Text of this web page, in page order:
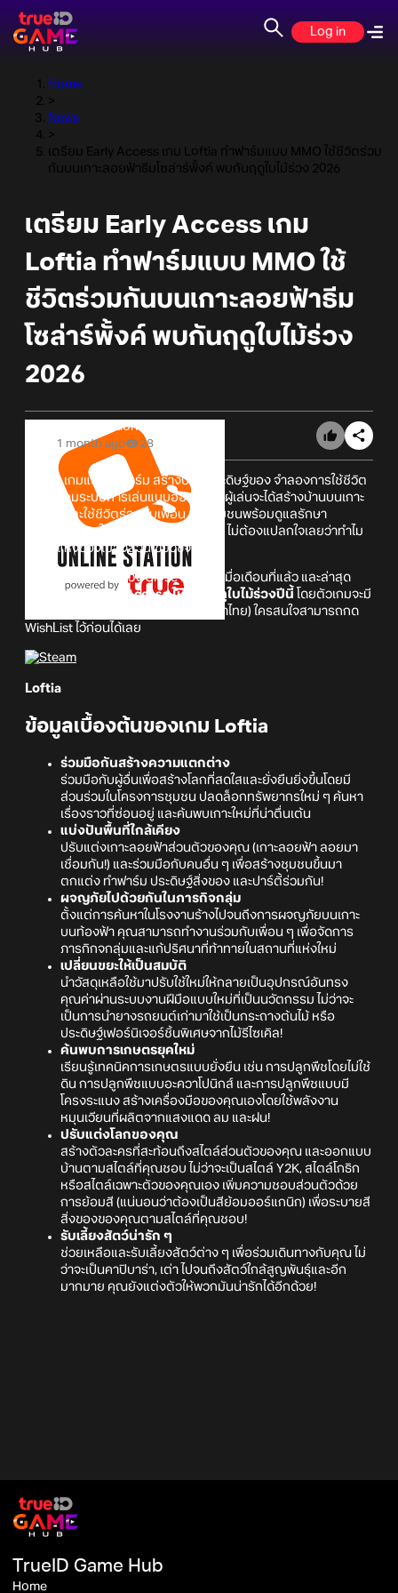
Log in
Home
>
News
>
เตรียม Early Access เกม Loftia ทำฟาร์มแบบ MMO ใช้ชีวิตร่วม
กันบนเกาะลอยฟ้าธีมโซล่าร์พั้งค์ พบกันฤดูใบไม้ร่วง 2026
เตรียม Early Access เกม
Loftia ทำฟาร์มแบบ MMO ใช้
ชีวิตร่วมกันบนเกาะลอยฟ้าธีม
โซล่าร์พั้งค์ พบกันฤดูใบไม้ร่วง
2026
Online Station
1 month ago
28
Loftiaเกมแนวทำฟาร์ม สร้างบ้าน ประดิษฐ์ของ จำลองการใช้ชีวิต
ทีมาพร้อมระบบการเล่นแบบออนไลน์ ที่ผู้เล่นจะได้สร้างบ้านบนเกาะ
ลอยฟ้าและใช้ชีวิตร่วมกับเพื่อน ๆ ในชุมชนพร้อมดูแลรักษา
ธรรมชาติ และใช้ทรัพยากรอย่างยั่งยืน ไม่ต้องแปลกใจเลยว่าทำไม
ทุกหนแห่งของเมืองล้วนเขียวขจี
ตัวเกมเปิดทดสอบช่วง Close Beta ไปเมื่อเดือนที่แล้ว และล่าสุด
ประกาศช่วง
Early Access ในช่วงฤดูใบไม้ร่วงปีนี้ โดยตัวเกมจะมี
10 ภาษารวมถึงภาษาอังกฤษ (ไม่มีภาษาไทย) ใครสนใจสามารถกด
WishList ไว้ก่อนได้เลย
Loftia
ข้อมูลเบื้องต้นของเกม Loftia
ร่วมมือกันสร้างความแตกต่าง
ร่วมมือกับผู้อื่นเพื่อสร้างโลกที่สดใสและยั่งยืนยิ่งขึ้นโดยมี
ส่วนร่วมในโครงการชุมชน ปลดล็อกทรัพยากรใหม่ ๆ ค้นหา
เรื่องราวที่ซ่อนอยู่ และค้นพบเกาะใหม่ที่น่าตื่นเต้น
แบ่งปันพื้นที่ใกล้เคียง
ปรับแต่งเกาะลอยฟ้าส่วนตัวของคุณ (เกาะลอยฟ้า ลอยมา
เชื่อมกัน!) และร่วมมือกับคนอื่น ๆ เพื่อสร้างชุมชนขึ้นมา
ตกแต่ง ทำฟาร์ม ประดิษฐ์สิ่งของ และปาร์ตี้ร่วมกัน!
ผจญภัยไปด้วยกันในภารกิจกลุ่ม
ตั้งแต่การค้นหาในโรงงานร้างไปจนถึงการผจญภัยบนเกาะ
บนท้องฟ้า คุณสามารถทำงานร่วมกับเพื่อน ๆ เพื่อจัดการ
ภารกิกจกลุ่มและแก้ปริศนาที่ท้าทายในสถานที่แห่งใหม่
เปลี่ยนขยะให้เป็นสมบัติ
นำวัสดุเหลือใช้มาปรับใช้ใหม่ให้กลายเป็นอุปกรณ์อันทรง
คุณค่าผ่านระบบงานฝีมือแบบใหม่ที่เป็นนวัตกรรม ไม่ว่าจะ
เป็นการนำยางรถยนต์เก่ามาใช้เป็นกระถางต้นไม้ หรือ
ประดิษฐ์เฟอร์นิเจอร์ชิ้นพิเศษจากไม้รีไซเคิล!
ค้นพบการเกษตรยุคใหม่
เรียนรู้เทคนิคการเกษตรแบบยั่งยืน เช่น การปลูกพืชโดยไม่ใช้
ดิน การปลูกพืชแบบอะควาโปนิกส์ และการปลูกพืชแบบมี
โครงระแนง สร้างเครื่องมือของคุณเองโดยใช้พลังงาน
หมุนเวียนที่ผลิตจากแสงแดด ลม และฝน!
ปรับแต่งโลกของคุณ
สร้างตัวละครที่สะท้อนถึงสไตล์ส่วนตัวของคุณ และออกแบบ
บ้านตามสไตล์ที่คุณชอบ ไม่ว่าจะเป็นสไตล์ Y2K, สไตล์โกธิก
หรือสไตล์เฉพาะตัวของคุณเอง เพิ่มความชอบส่วนตัวด้วย
การย้อมสี (แน่นอนว่าต้องเป็นสีย้อมออร์แกนิก) เพื่อระบายสี
สิ่งของของคุณตามสไตล์ที่คุณชอบ!
รับเลี้ยงสัตว์น่ารัก ๆ
ช่วยเหลือและรับเลี้ยงสัตว์ต่าง ๆ เพื่อร่วมเดินทางกับคุณ ไม่
ว่าจะเป็นคาปิบาร่า, เต่า ไปจนถึงสัตว์ใกล้สูญพันธุ์และอีก
มากมาย คุณยังแต่งตัวให้พวกมันน่ารักได้อีกด้วย!
TrueID Game Hub
Home